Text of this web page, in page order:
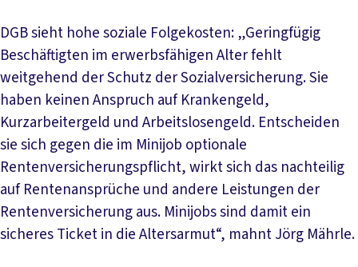
DGB sieht hohe soziale Folgekosten: „Geringfügig
Beschäftigten im erwerbsfähigen Alter fehlt
weitgehend der Schutz der Sozialversicherung. Sie
haben keinen Anspruch auf Krankengeld,
Kurzarbeitergeld und Arbeitslosengeld. Entscheiden
sie sich gegen die im Minijob optionale
Rentenversicherungspflicht, wirkt sich das nachteilig
auf Rentenansprüche und andere Leistungen der
Rentenversicherung aus. Minijobs sind damit ein
sicheres Ticket in die Altersarmut“, mahnt Jörg Mährle.